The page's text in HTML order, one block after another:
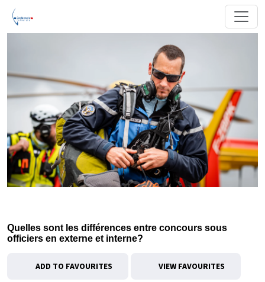
Quelles sont les différences entre concours sous
officiers en externe et interne?
ADD TO FAVOURITES VIEW FAVOURITES